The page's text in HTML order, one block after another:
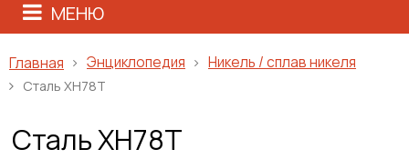
МЕНЮ
Главная Энциклопедия Никель / сплав никеля
Сталь ХН78Т
Сталь ХН78Т